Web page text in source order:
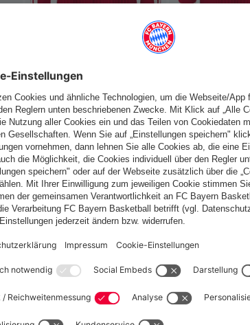
Möchtest du im StoreDeutschland
Ja,Deutschland, um dorthin zu liefern!